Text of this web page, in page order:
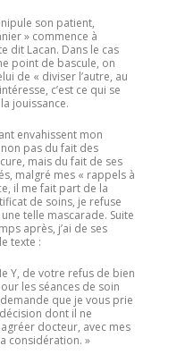
son patient,
» commence à
dit Lacan. Dans le cas
point de bascule, on
de « diviser l’autre, au
c’est ce qui se
jouissance.
envahissent mon
pas du fait des
mais du fait de ses
malgré mes « rappels à
il me fait part de la
de soins, je refuse
telle mascarade. Suite
après, j’ai de ses
texte :
Y, de votre refus de bien
les séances de soin
demande que je vous prie
dont il ne
docteur, avec mes
considération. »